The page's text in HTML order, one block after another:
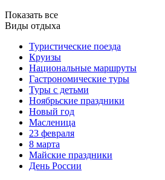
Показать все
Виды отдыха
Туристические поезда
Круизы
Национальные маршруты
Гастрономические туры
Туры с детьми
Ноябрьские праздники
Новый год
Масленица
23 февраля
8 марта
Майские праздники
День России